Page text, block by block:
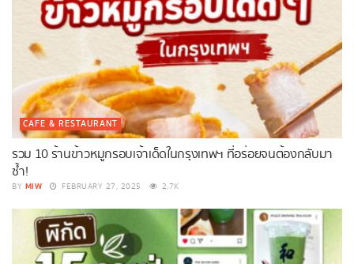
CAFE & RESTAURANT
รวม 10 ร้านข้าวหมูกรอบเจ้าเด็ดในกรุงเทพฯ ที่อร่อยจนต้องกลับมา
ซ้ำ!
BY MIW FEBRUARY 27, 2025 2.7K